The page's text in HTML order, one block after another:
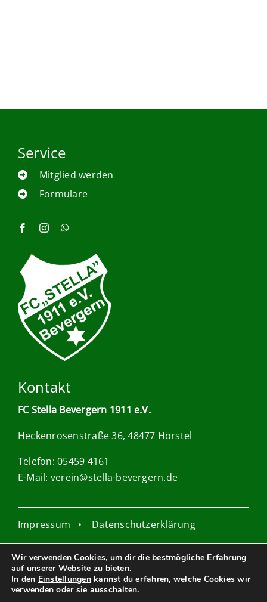
Service
Mitglied werden
Formulare
Kontakt
FC Stella Bevergern 1911 e.V.
Heckenrosenstraße 36, 48477 Hörstel
Telefon: 05459 4161
E-Mail: verein@stella-bevergern.de
Impressum • Datenschutzerklärung
Webdesign: Anna Dudy
Wir verwenden Cookies, um dir die bestmögliche Erfahrung
auf unserer Website zu bieten.
In den Einstellungenkannst du erfahren, welche Cookies wir
verwenden oder sie ausschalten.